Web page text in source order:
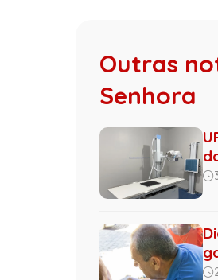
Outras
Senhora